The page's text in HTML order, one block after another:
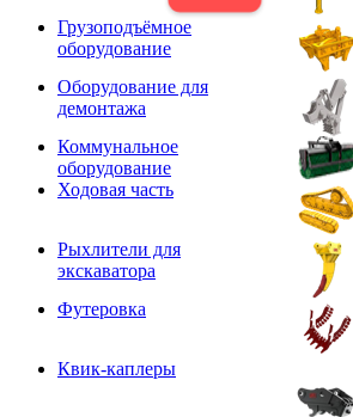
Грузоподъёмное
оборудование
Оборудование для
демонтажа
Коммунальное
оборудование
Ходовая часть
Рыхлители для
экскаватора
Футеровка
Квик-каплеры